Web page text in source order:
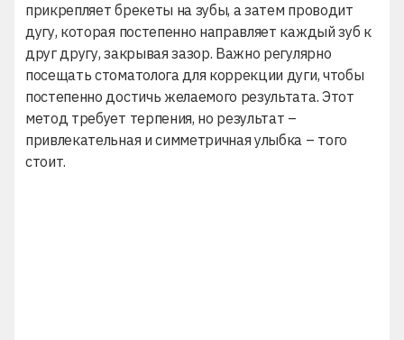
прикрепляет брекеты на зубы, а затем проводит
дугу, которая постепенно направляет каждый зуб к
друг другу, закрывая зазор. Важно регулярно
посещать стоматолога для коррекции дуги, чтобы
постепенно достичь желаемого результата. Этот
метод требует терпения, но результат –
привлекательная и симметричная улыбка – того
стоит.